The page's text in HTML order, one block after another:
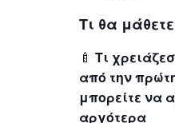
Τι θα
🍼 Τι
από την
μπορείτε να
αργότερα